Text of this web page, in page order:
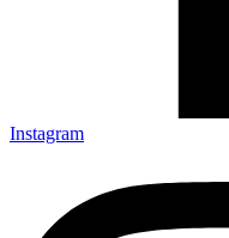
Instagram